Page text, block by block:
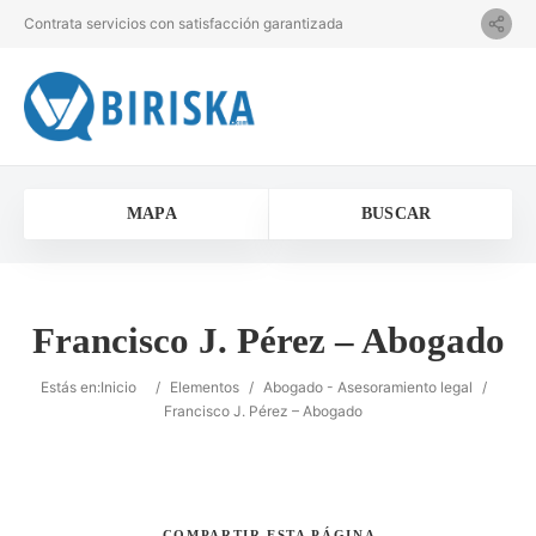
Contrata servicios con satisfacción garantizada
MAPA BUSCAR
Francisco J. Pérez – Abogado
Estás en:Inicio / Elementos / Abogado - Asesoramiento legal /
Francisco J. Pérez – Abogado